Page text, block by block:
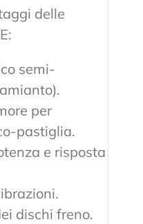
delle
semi-
per
pastiglia.
e risposta
dischi freno.